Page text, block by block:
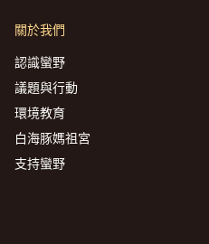
關於我們
認識蠻野
議題與行動
環境教育
白海豚媽祖宮
支持蠻野